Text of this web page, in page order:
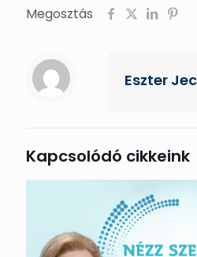
Megosztás
Eszter
Kapcsolódó cikkeink